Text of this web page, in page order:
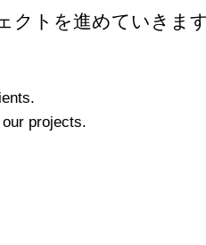
クトを進めていきま
projects.